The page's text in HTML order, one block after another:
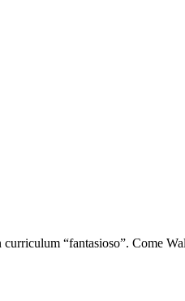
“fantasioso”. Come